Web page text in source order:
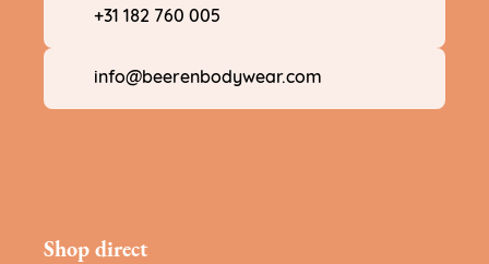
+31 182 760 005
info@beerenbodywear.com
Shop direct